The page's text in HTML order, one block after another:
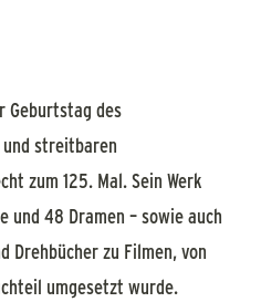
Geburtstag des
streitbaren
zum 125. Mal. Sein Werk
und 48 Dramen – sowie auch
Drehbücher zu Filmen, von
umgesetzt wurde.